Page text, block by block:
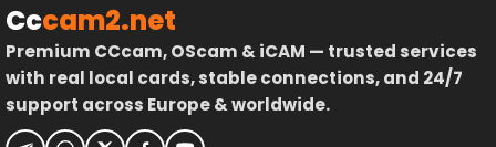
ZU
SCHAUEN
Cccam2.net
Premium CCcam, OScam & iCAM — trusted services
with real local cards, stable connections, and 24/7
support across Europe & worldwide.